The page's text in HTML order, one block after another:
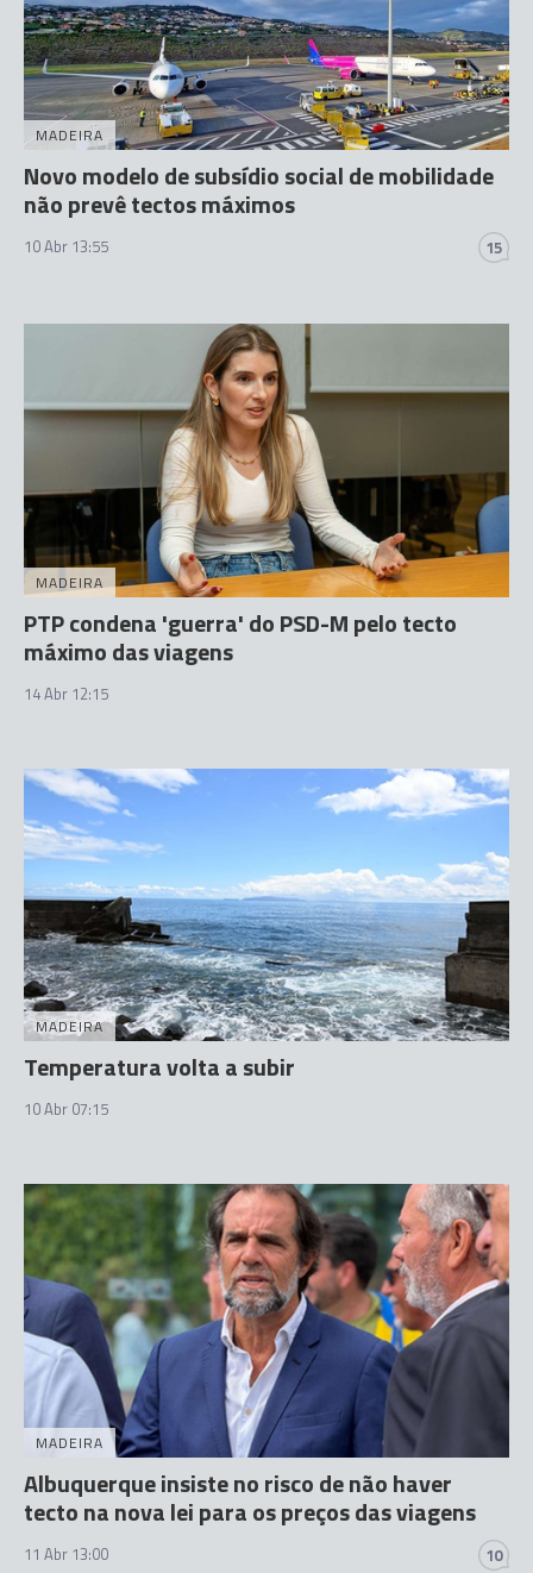
MADEIRA
Novo modelo de subsídio social de mobilidade
não prevê tectos máximos
10 Abr 13:55 15
MADEIRA
PTP condena 'guerra' do PSD-M pelo tecto
máximo das viagens
14 Abr 12:15
MADEIRA
Temperatura volta a subir
10 Abr 07:15
MADEIRA
Albuquerque insiste no risco de não haver
tecto na nova lei para os preços das viagens
11 Abr 13:00 10